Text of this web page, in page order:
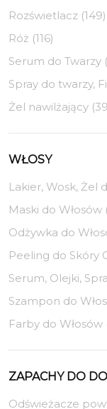
Rozświetlacz (149)
Róż (116)
Serum do Twarzy
Spray do twarzy,
Żel nawilżający
WŁOSY
Lakier, Wosk, Żel
Maski do Włosów
Odżywka do
Peeling do Skóry
Serum, Olejki,
Szampon do
Farby do Włosów
ZAPACHY DO
Odświeżacze